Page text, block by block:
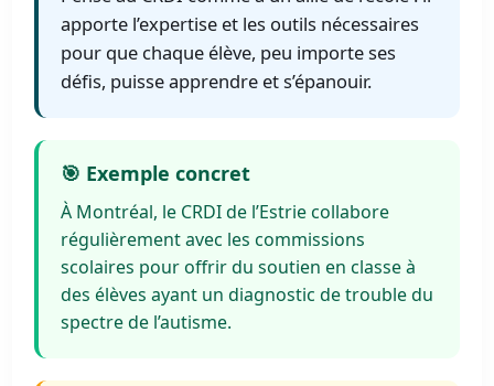
apporte l’expertise et les outils nécessaires
pour que chaque élève, peu importe ses
défis, puisse apprendre et s’épanouir.
🎯 Exemple concret
À Montréal, le CRDI de l’Estrie collabore
régulièrement avec les commissions
scolaires pour offrir du soutien en classe à
des élèves ayant un diagnostic de trouble du
spectre de l’autisme.